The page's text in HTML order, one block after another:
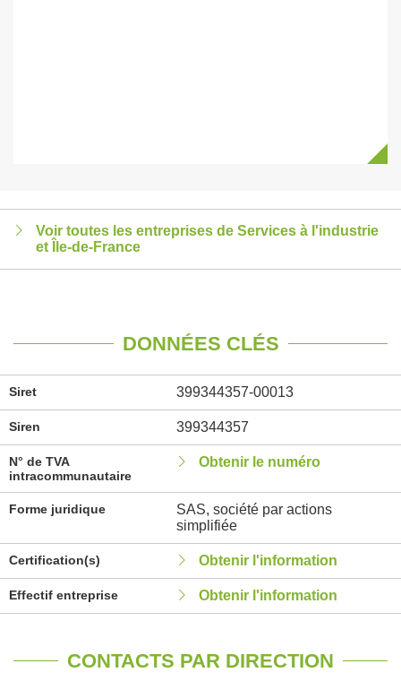
Voir toutes les entreprises de Services à l'industrie
et Île-de-France
DONNÉES CLÉS
Siret 399344357-00013
Siren 399344357
N° de TVA
intracommunautaire
Obtenir le numéro
Forme juridique
SAS, société par actions
simplifiée
Certification(s) Obtenir l'information
Effectif entreprise Obtenir l'information
CONTACTS PAR DIRECTION